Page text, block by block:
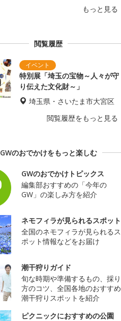
もっと見る
閲覧履歴
特別展「埼玉の宝物～人々が守
り伝えた文化財～」
埼玉県・さいたま市大宮区
閲覧履歴をもっと見る
GWのおでかけをもっと楽しむ
GWのおでかけトピックス
編集部おすすめの「今年の
GW」の楽しみ方を紹介
ネモフィラが見られるスポット
全国のネモフィラが見られるス
ポット情報などをお届け
潮干狩りガイド
旬な時期や準備するもの、採り
方のコツ、全国各地のおすすめ
潮干狩りスポットを紹介
ピクニックにおすすめの公園